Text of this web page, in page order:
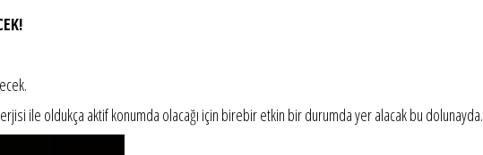
ile oldukça aktif konumda olacağı için birebir etkin bir durumda yer alacak bu dolunayda.